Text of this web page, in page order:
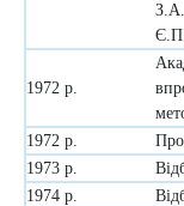
1972 р.
1972 р.
1973 р.
1974 р.